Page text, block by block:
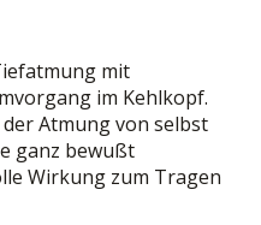
mit
im Kehlkopf.
Atmung von selbst
ganz bewußt
Wirkung zum Tragen